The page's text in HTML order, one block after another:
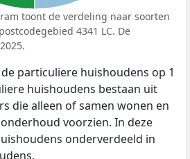
toont de verdeling naar soorten
4341 LC. De
particuliere huishoudens op 1
huishoudens bestaan uit
die alleen of samen wonen en
voorzien. In deze
onderverdeeld in